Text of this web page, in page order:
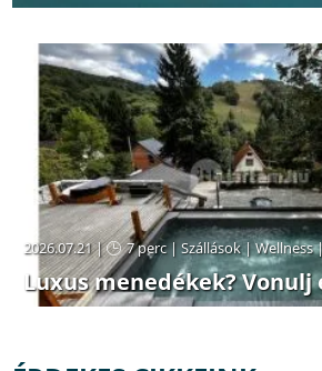
2026.07.21 | 7 perc|Szállások|Wellness
Luxus menedékek? Vonulj